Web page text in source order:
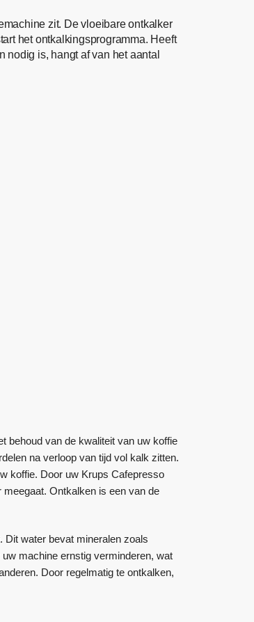
zit. De vloeibare ontkalker
het ontkalkingsprogramma. Heeft
is, hangt af van het aantal
behoud van de kwaliteit van uw koffie
na verloop van tijd vol kalk zitten.
koffie. Door uw Krups Cafepresso
Ontkalken is een van de
Dit water bevat mineralen zoals
machine ernstig verminderen, wat
Door regelmatig te ontkalken,